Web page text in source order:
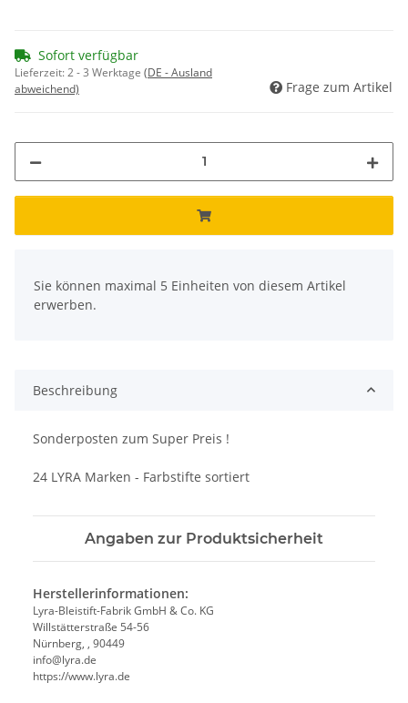
Sofort verfügbar
Lieferzeit:2 - 3 Werktage (DE - Ausland
abweichend)
Frage zum Artikel
Sie können maximal 5 Einheiten von diesem Artikel
erwerben.
Beschreibung
Sonderposten zum Super Preis !
24 LYRA Marken - Farbstifte sortiert
Angaben zur Produktsicherheit
Herstellerinformationen:
Lyra-Bleistift-Fabrik GmbH & Co. KG
Willstätterstraße 54-56
Nürnberg, , 90449
info@lyra.de
https://www.lyra.de